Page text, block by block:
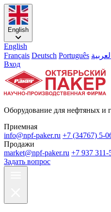
English
English
Français Deutsch Português العربية
Вход
Оборудование для нефтяных и
Приемная
info@npf-paker.ru +7 (34767) 5-
Продажи
market@npf-paker.ru +7 937 311-
Задать вопрос